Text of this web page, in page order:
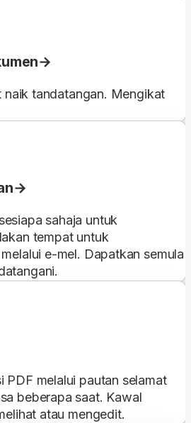
naik tandatangan. Mengikat
sahaja untuk
tempat untuk
e-mel. Dapatkan semula
PDF melalui pautan selamat
beberapa saat. Kawal
atau mengedit.